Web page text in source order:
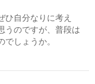
ひ自分なりに考え
うのですが、普段は
しょうか。